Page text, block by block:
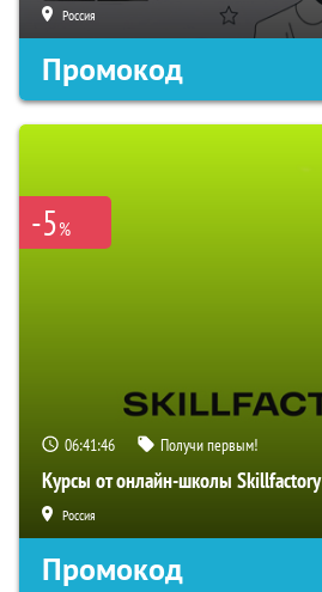
Россия
Промокод
-5%
06:41:45 Получи первым!
Курсы от онлайн-школы Skillfactory
Россия
Промокод